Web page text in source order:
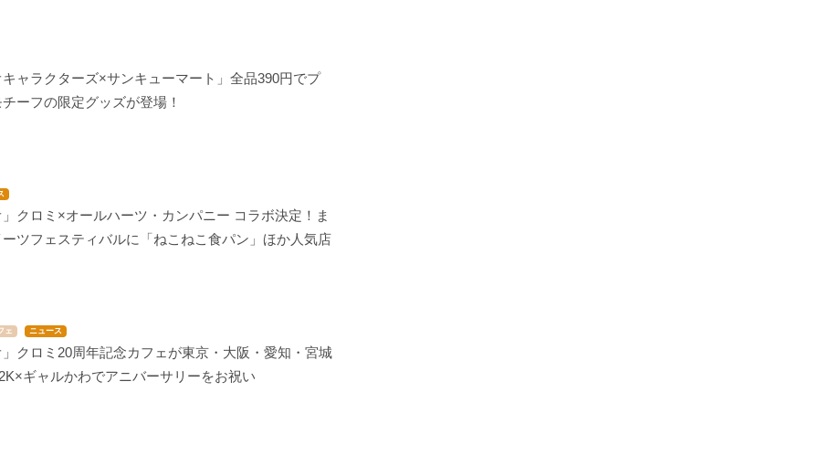
ャラクターズ×サンキューマート」全品390円でプ
ーフの限定グッズが登場！
クロミ×オールハーツ・カンパニー コラボ決定！ま
ツフェスティバルに「ねこねこ食パン」ほか人気店
ェ ニュース
クロミ20周年記念カフェが東京・大阪・愛知・宮城
ギャルかわでアニバーサリーをお祝い